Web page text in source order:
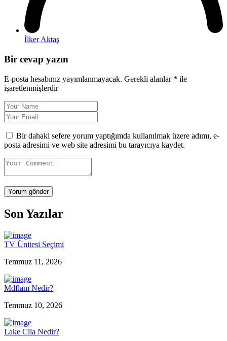
İlker Aktaş
Bir cevap yazın
E-posta hesabınız yayımlanmayacak. Gerekli alanlar * ile
işaretlenmişlerdir
Bir dahaki sefere yorum yaptığımda kullanılmak üzere adımı, e-
posta adresimi ve web site adresimi bu tarayıcıya kaydet.
Son Yazılar
TV Ünitesi Seçimi
Temmuz 11, 2026
Mdflam Nedir?
Temmuz 10, 2026
Lake Cila Nedir?